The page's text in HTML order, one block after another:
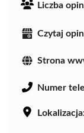
Liczba
Czytaj
Strona
Numer